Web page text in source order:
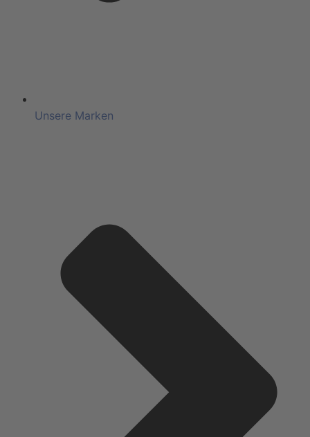
Unsere Marken